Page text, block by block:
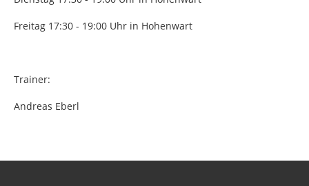
Freitag 17:30 - 19:00 Uhr in Hohenwart
Trainer:
Andreas Eberl